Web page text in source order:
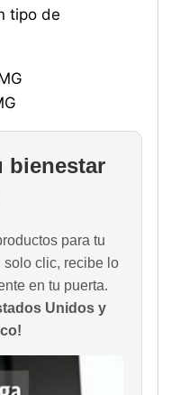
tipo de
bienestar
para tu
solo clic, recibe lo
en tu puerta.
Unidos y